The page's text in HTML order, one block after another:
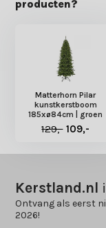
producten?
Matterhorn Pilar
kunstkerstboom
185xø84cm | groen
129,- 109,-
Kerstland.nl
Ontvang als eerst
2026!